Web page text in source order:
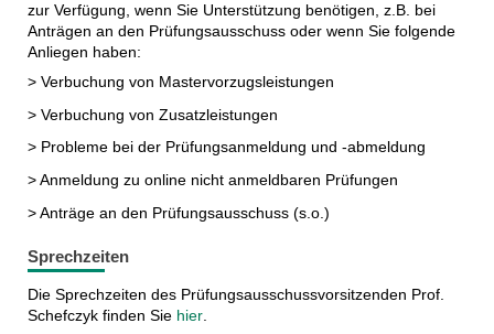
zur Verfügung, wenn Sie Unterstützung benötigen, z.B. bei
Anträgen an den Prüfungsausschuss oder wenn Sie folgende
Anliegen haben:
> Verbuchung von Mastervorzugsleistungen
> Verbuchung von Zusatzleistungen
> Probleme bei der Prüfungsanmeldung und -abmeldung
> Anmeldung zu online nicht anmeldbaren Prüfungen
> Anträge an den Prüfungsausschuss (s.o.)
Sprechzeiten
Die Sprechzeiten des Prüfungsausschussvorsitzenden Prof.
Schefczyk finden Sie hier.